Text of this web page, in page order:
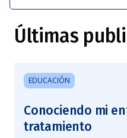
Últimas
EDUCACIÓN
Conociendo mi
tratamiento